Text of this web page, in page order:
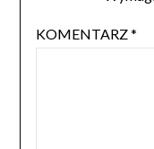
KOMENTARZ*